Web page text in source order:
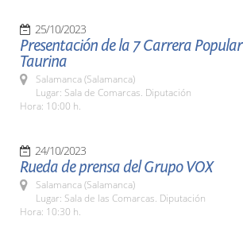
25/10/2023
Presentación de la 7 Carrera Popular
Taurina
Salamanca (Salamanca)
Lugar: Sala de Comarcas. Diputación
Hora: 10:00 h.
24/10/2023
Rueda de prensa del Grupo VOX
Salamanca (Salamanca)
Lugar: Sala de las Comarcas. Diputación
Hora: 10:30 h.